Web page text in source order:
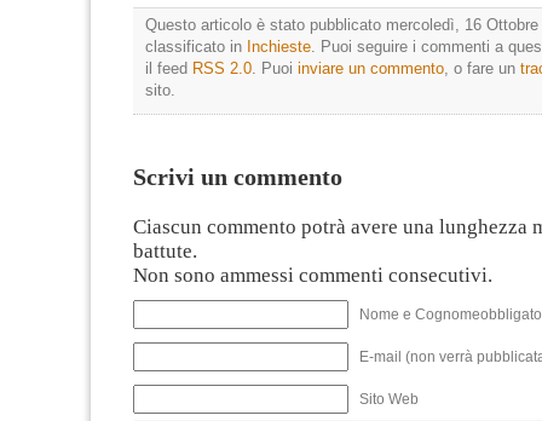
Questo articolo è stato pubblicato mercoledì, 16
classificato in Inchieste . Puoi seguire i commenti a
il feed RSS 2.0 . Puoi inviare un commento , o fare un
sito.
Scrivi un commento
Ciascun commento potrà avere una lunghezza
battute.
Non sono ammessi commenti consecutivi.
Nome e
E-mail (non verrà
Sito Web